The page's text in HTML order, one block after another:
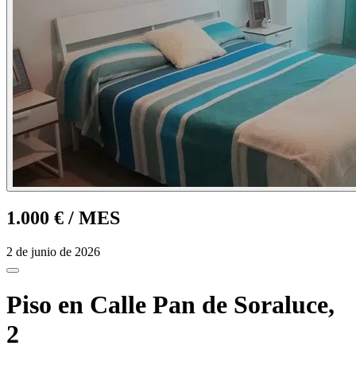
1.000 € / MES
2 de junio de 2026
Piso en Calle Pan de Soraluce,
2